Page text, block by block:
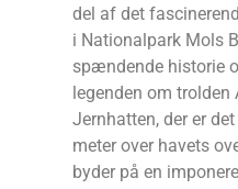
del af det
i Nationalpark Mols
spændende historie
legenden om trolden
Jernhatten, der er
meter over havets
byder på en